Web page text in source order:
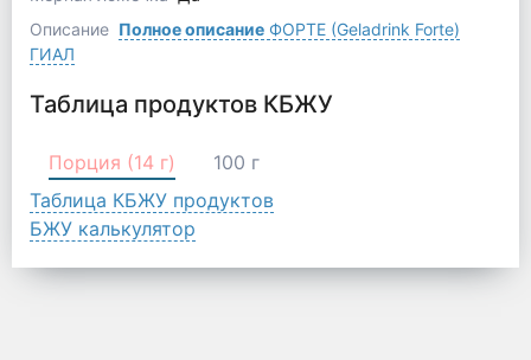
Описание Полное описаниеФОРТЕ (Geladrink Forte)
ГИАЛ
Таблица продуктов КБЖУ
Порция (14 г)
100 г
Таблица КБЖУ продуктов
БЖУ калькулятор